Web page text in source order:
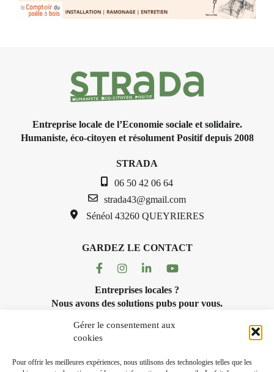
Gérer le consentement aux
cookies
Pour offrir les meilleures expériences, nous utilisons des technologies telles que les
dans la cité médiévale du Brivadois
cet été.
INTERVIEW
STRADA Bernard Turle, vous
avez ouvert une galerie à Auzon…
Bernard TURLE Le Fumoir n’est
année, le 1er dimanche d’août,
l’associationAuzonToujours
organiseArts dans le village
Le Fumoir est l’un de ces espaces
temporaires d’accueil de la culture. Il
activités culturelles de la Petite Cité
de Caractère. Par exemple,
l’installationCochon Charbon
Entreprise locale de l’Economie sociale et solidaire.
Humaniste, éco-citoyen et résolument Positif depuis 2008
STRADA
06 50 42 06 64
strada43@gmail.com
Sénéol 43260 QUEYRIERES
GARDEZ LE CONTACT
FacebookInstagramLinkedinYoutube
Entreprises locales ?
Nous avons des solutions pubs pour vous.
NEWSLETTER
Suivez toute l'actu de Strada